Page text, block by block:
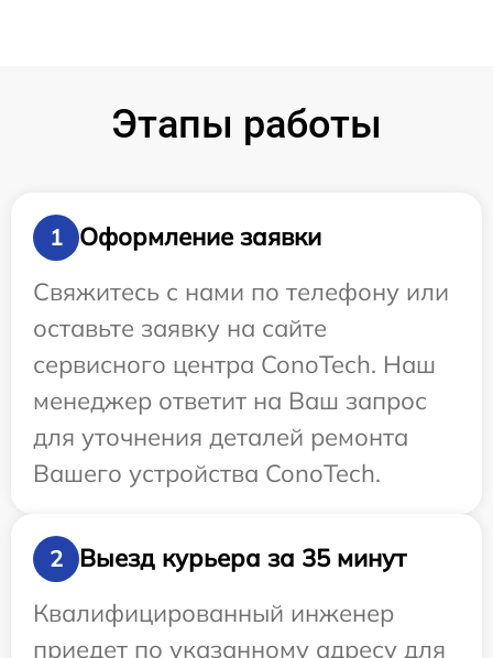
Этапы работы
1
Оформление заявки
Свяжитесь с нами по телефону или
оставьте заявку на сайте
сервисного центра ConoTech. Наш
менеджер ответит на Ваш запрос
для уточнения деталей ремонта
Вашего устройства ConoTech.
2
Выезд курьера за 35 минут
Квалифицированный инженер
приедет по указанному адресу для